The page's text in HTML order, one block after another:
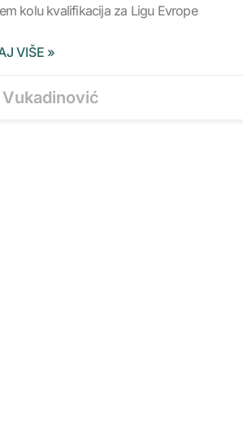
kolu kvalifikacija za Ligu Evrope
VIŠE »
Vukadinović